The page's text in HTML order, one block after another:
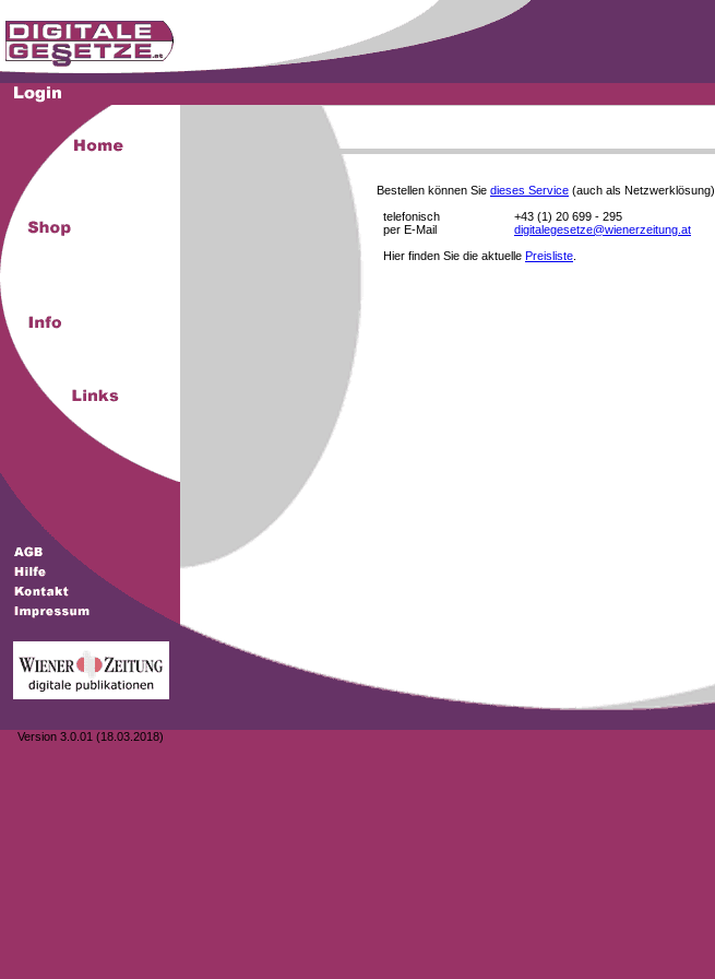
Version 3.0.01 (18.03.2018)
Bestellen können Sie dieses Service (auch als Netzwerklösung)
telefonisch
+43 (1) 20 699 - 295
per E-Mail
digitalegesetze@wienerzeitung.at
Hier finden Sie die aktuelle Preisliste